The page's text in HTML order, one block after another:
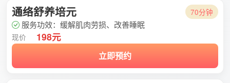
通络舒养培元 70分钟
服务功效：缓解肌肉劳损、改善睡眠
现价 198元
立即预约